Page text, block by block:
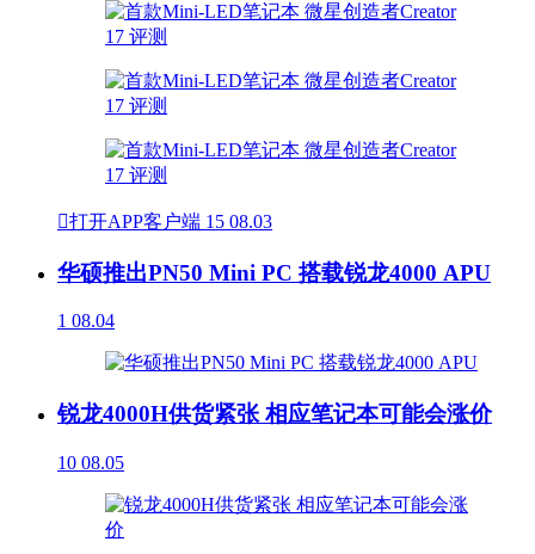
打开APP客户端 15 08.03
华硕推出PN50 Mini PC 搭载锐龙4000 APU
1 08.04
锐龙4000H供货紧张 相应笔记本可能会涨价
10 08.05